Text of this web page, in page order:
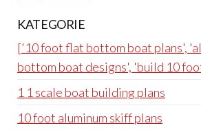
KATEGORIE
['10 foot flat bottom boat plans',
bottom boat designs', 'build 10
1 1 scale boat building plans
10 foot aluminum skiff plans